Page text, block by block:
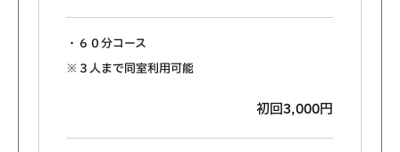
・６０分コース
※３人まで同室利用可能
初回3,000円